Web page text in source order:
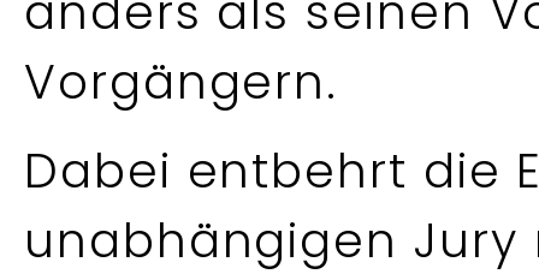
Vorgängern.
Dabei entbehrt die
unabhängigen